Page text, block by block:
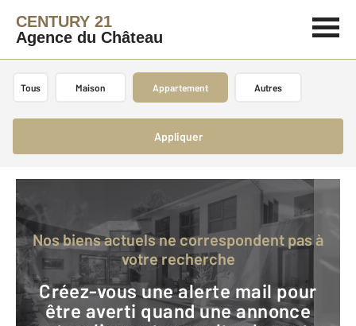
CENTURY 21
Agence du Château
Tous Maison Appartement Autres
Appliquer
Nos biens actuels ne correspondent pas à
votre recherche
Créez-vous une alerte mail pour
être averti quand une annonce